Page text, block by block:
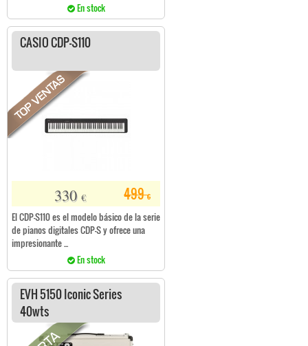
En stock
CASIO CDP-S110
499€
330 €
El CDP-S110 es el modelo básico de la serie
de pianos digitales CDP-S y ofrece una
impresionante ...
En stock
EVH 5150 Iconic Series
40wts